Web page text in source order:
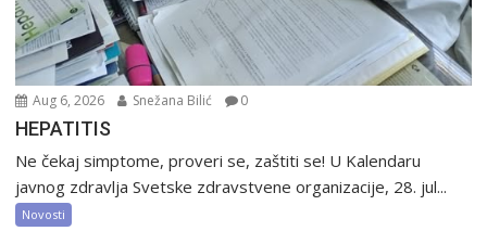
Aug 6, 2026 Snežana Bilić 0
HEPATITIS
Ne čekaj simptome, proveri se, zaštiti se! U Kalendaru
javnog zdravlja Svetske zdravstvene organizacije, 28. jul...
Novosti